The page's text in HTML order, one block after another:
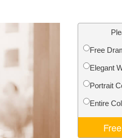
Obnova fotografija
Free
Elegant
Portrait
Entire